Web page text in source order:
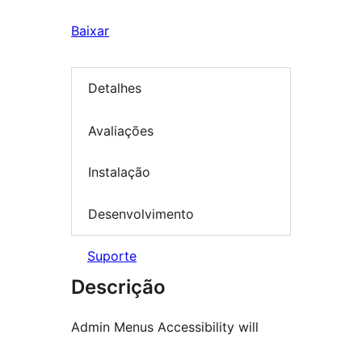
Baixar
Detalhes
Avaliações
Instalação
Desenvolvimento
Suporte
Descrição
Admin Menus Accessibility will